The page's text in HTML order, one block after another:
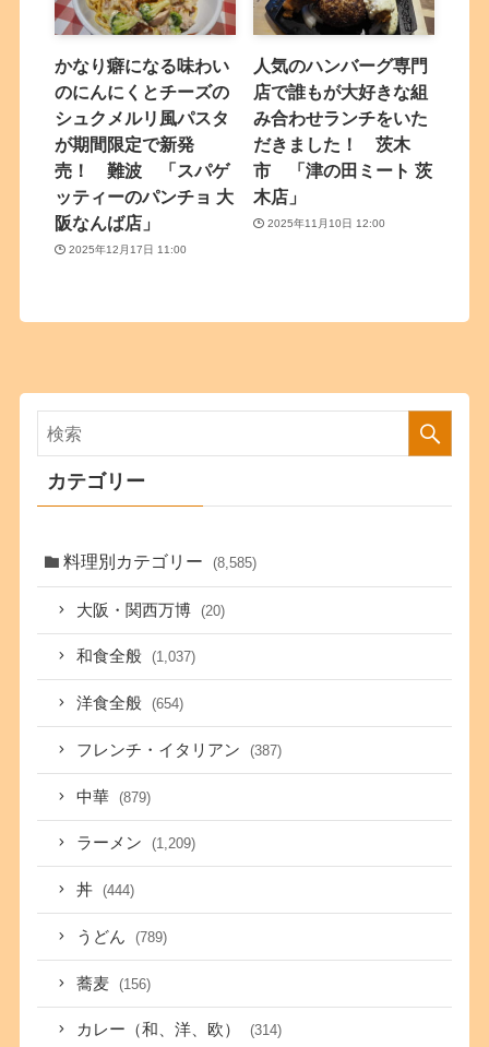
かなり癖になる味わい
のにんにくとチーズの
シュクメルリ風パスタ
が期間限定で新発
売！ 難波 「スパゲ
ッティーのパンチョ 大
阪なんば店」
2025年12月17日 11:00
人気のハンバーグ専門
店で誰もが大好きな組
み合わせランチをいた
だきました！ 茨木
市 「津の田ミート 茨
木店」
2025年11月10日 12:00
カテゴリー
料理別カテゴリー (8,585)
大阪・関西万博 (20)
和食全般 (1,037)
洋食全般 (654)
フレンチ・イタリアン (387)
中華 (879)
ラーメン (1,209)
丼 (444)
うどん (789)
蕎麦 (156)
カレー（和、洋、欧） (314)